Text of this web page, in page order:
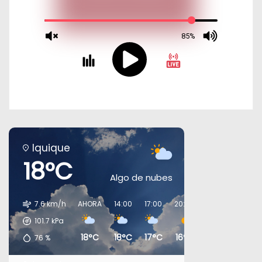
Iquique
18°C Algo de nubes
7.6 km/h
101.7 kPa
76 %
AHORA
18°C
14:00
18°C
17:00
17°C
20:00
16°C